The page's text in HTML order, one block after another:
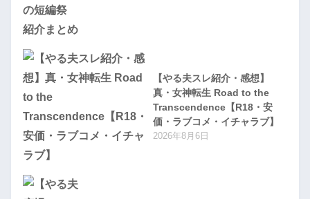
【やる夫スレ紹介・感想】
真・女神転生 Road to the
Transcendence【R18・安
価・ラブコメ・イチャラブ】
2026年8月6日